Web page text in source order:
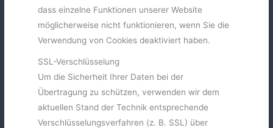
dass einzelne Funktionen unserer Website
möglicherweise nicht funktionieren, wenn Sie die
Verwendung von Cookies deaktiviert haben.
SSL-Verschlüsselung
Um die Sicherheit Ihrer Daten bei der
Übertragung zu schützen, verwenden wir dem
aktuellen Stand der Technik entsprechende
Verschlüsselungsverfahren (z. B. SSL) über